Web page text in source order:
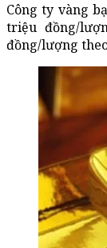
Công ty vàng
triệu đồng/
đồng/lượng